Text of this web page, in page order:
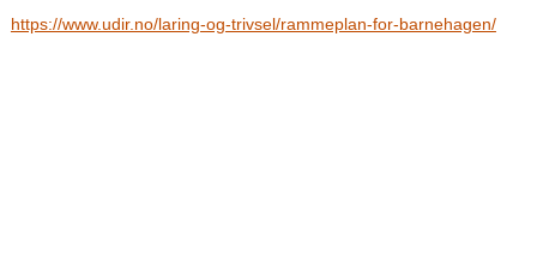
https://www.udir.no/laring-og-trivsel/rammeplan-for-barnehagen/